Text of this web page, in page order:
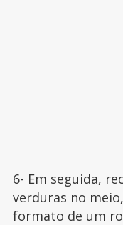
6- Em seguida,
verduras no
formato de um